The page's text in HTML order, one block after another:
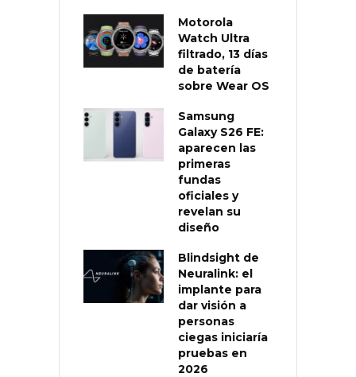
Motorola
Watch Ultra
filtrado, 13 días
de batería
sobre Wear OS
Samsung
Galaxy S26 FE:
aparecen las
primeras
fundas
oficiales y
revelan su
diseño
Blindsight de
Neuralink: el
implante para
dar visión a
personas
ciegas iniciaría
pruebas en
2026